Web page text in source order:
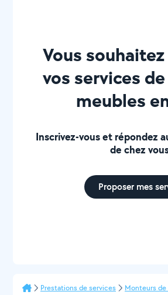
Vous
vos services
meubles
Inscrivez-vous et répondez
de chez
Proposer mes
Prestations de services Monteurs